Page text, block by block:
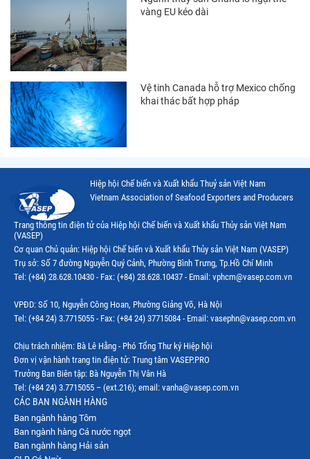
Thị trường Mexico
Thị trường Mỹ
Thị trường Nga
Thị trường Hàn Quốc
Thị trường Nhật Bản
Thị trường Thái Lan
Thị trường Philippines
Thị trường Tây Ban Nha
Thị trường thủy sản khác
Thị trường thủy sản thế giới
vàng EU kéo dài
Vệ tinh Canada hỗ trợ Mexico chống
khai thác bất hợp pháp
Hiệp hội Chế biến và Xuất khẩu Thuỷ sản Việt Nam
Vietnam Association of Seafood Exporters and Producers
Trang thông tin điện tử của Hiệp hội Chế biến và Xuất khẩu Thủy sản Việt Nam
(VASEP)
Cơ quan Chủ quản: Hiệp hội Chế biến và Xuất khẩu Thủy sản Việt Nam (VASEP)
Trụ sở: Số 7 đường Nguyễn Quý Cảnh, Phường Bình Trưng, Tp.Hồ Chí Minh
Tel: (+84) 28.628.10430 - Fax: (+84) 28.628.10437 - Email: vphcm@vasep.com.vn
VPĐD: Số 10, Nguyễn Công Hoan, Phường Giảng Võ, Hà Nội
Tel: (+84 24) 3.7715055 - Fax: (+84 24) 37715084 - Email: vasephn@vasep.com.vn
Chịu trách nhiệm: Bà Lê Hằng - Phó Tổng Thư ký Hiệp hội
Đơn vị vận hành trang tin điện tử: Trung tâm VASEP.PRO
Trưởng Ban Biên tập: Bà Nguyễn Thị Vân Hà
Tel: (+84 24) 3.7715055 – (ext.216); email: vanha@vasep.com.vn
CÁC BAN NGÀNH HÀNG
Ban ngành hàng Tôm
Ban ngành hàng Cá nước ngọt
Ban ngành hàng Hải sản